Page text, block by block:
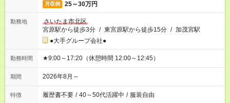
月収例 25～30万円
勤務地
さいたま市北区
宮原駅から徒歩3分 / 東宮原駅から徒歩15分 / 加茂宮駅
●大手グループ会社●
勤務時間 ★9:00～17:20（休憩時間 12:00～12:45）
期間 2026年8月～
特徴 履歴書不要 / 40～50代活躍中 / 服装自由